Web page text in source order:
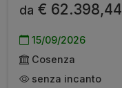
da € 62.398,44
15/09/2026
Cosenza
senza incanto